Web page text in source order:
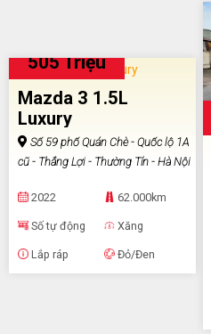
505 Triệu
Mazda 3 1.5L
Luxury
Số 59 phố Quán Chè - Quốc lộ 1A
cũ - Thắng Lợi - Thường Tín - Hà Nội
2022 62.000km
Số tự động Xăng
Lắp ráp Đỏ/Đen